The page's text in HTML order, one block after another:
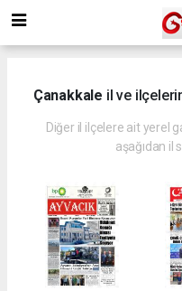
Çanakkale il ve
Diğer il ilçelere ait yerel
aşağıdan il